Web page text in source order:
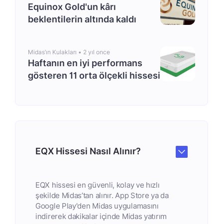
Equinox Gold'un kârı
beklentilerin altında kaldı
Midas’ın Kulakları • 2 yıl once
Haftanın en iyi performans
gösteren 11 orta ölçekli hissesi
EQX Hissesi Nasıl Alınır?
EQX hissesi en güvenli, kolay ve hızlı
şekilde Midas’tan alınır. App Store ya da
Google Play'den Midas uygulamasını
indirerek dakikalar içinde Midas yatırım